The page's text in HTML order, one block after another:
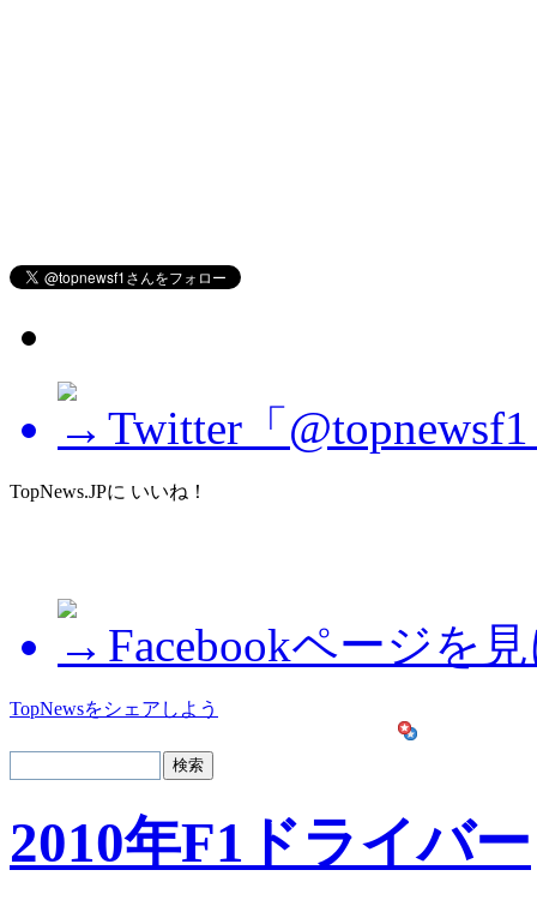
Twitter「
TopNews.JPに いいね！
Facebookページを
TopNewsをシェアしよう
2010年F1ドライバー